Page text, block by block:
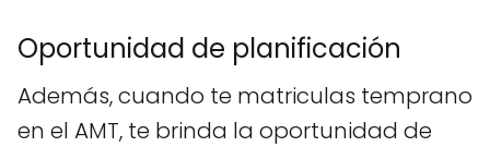
Oportunidad de planificación
Además, cuando te matriculas temprano
en el AMT, te brinda la oportunidad de